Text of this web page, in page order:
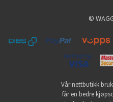
©
Vår nettbutikk
får en bedre